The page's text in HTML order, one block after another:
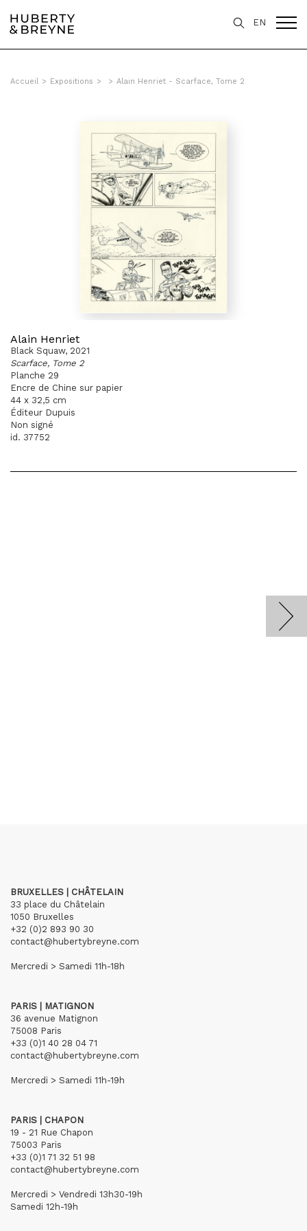
EN
Accueil > Expositions > > Alain Henriet - Scarface, Tome 2
Alain Henriet
Black Squaw, 2021
Scarface, Tome 2
Planche 29
Encre de Chine sur papier
44 x 32,5 cm
Éditeur Dupuis
Non signé
id. 37752
BRUXELLES | CHÂTELAIN
33 place du Châtelain
1050 Bruxelles
+32 (0)2 893 90 30
contact@hubertybreyne.com
Mercredi > Samedi 11h-18h
PARIS | MATIGNON
36 avenue Matignon
75008 Paris
+33 (0)1 40 28 04 71
contact@hubertybreyne.com
Mercredi > Samedi 11h-19h
PARIS | CHAPON
19 - 21 Rue Chapon
75003 Paris
+33 (0)1 71 32 51 98
contact@hubertybreyne.com
Mercredi > Vendredi 13h30-19h
Samedi 12h-19h